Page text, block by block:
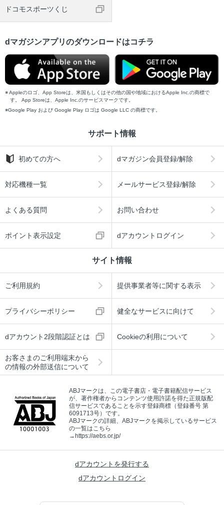
ドコモスポーツくじ
dマガジンアプリのダウンロードはコチラ
Appleのロゴ、App Storeは、米国もしくはその他の国や地域におけるApple Inc.の商標で
す。 App Storeは、Apple Inc.のサービスマークです。
Google Play および Google Play ロゴは Google LLC の商標です。
サポート情報
初めての方へ dマガジン会員登録/解除
対応機種一覧 メールサービス登録/解除
よくある質問 お問い合わせ
ポイント表示設定 dアカウントログイン
サイト情報
ご利用規約 提供事業者等に関する表示
プライバシーポリシー 健全なサービスに向けて
dアカウント2段階認証とは Cookieの利用について
お客さまのご利用端末から
の情報の外部送信について
ABJマークは、この電子書店・電子書籍配信サービス
が、著作権者からコンテンツ使用許諾を得た正規版配
信サービスであることを示す登録商標（登録番号 第
6091713号）です。
ABJマークの詳細、ABJマークを掲示しているサービス
の一覧はこちら
→ https://aebs.or.jp/
dアカウントを発行する
dアカウントログイン